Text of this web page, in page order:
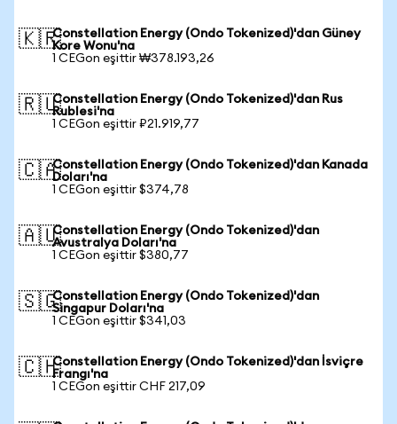
🇰🇷Constellation Energy (Ondo Tokenized)'dan Güney
Kore Wonu'na
1 CEGon eşittir ₩378.193,26
🇷🇺Constellation Energy (Ondo Tokenized)'dan Rus
Rublesi'na
1 CEGon eşittir ₽21.919,77
🇨🇦Constellation Energy (Ondo Tokenized)'dan Kanada
Doları'na
1 CEGon eşittir $374,78
🇦🇺Constellation Energy (Ondo Tokenized)'dan
Avustralya Doları'na
1 CEGon eşittir $380,77
🇸🇬Constellation Energy (Ondo Tokenized)'dan
Singapur Doları'na
1 CEGon eşittir $341,03
🇨🇭Constellation Energy (Ondo Tokenized)'dan İsviçre
Frangı'na
1 CEGon eşittir CHF 217,09